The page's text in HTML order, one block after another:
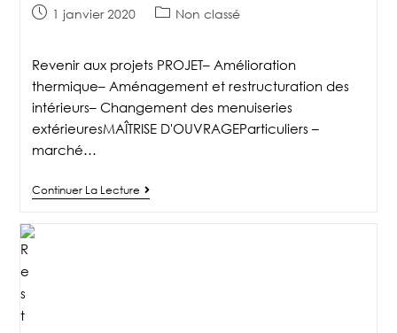
1 janvier 2020 Non classé
Revenir aux projets PROJET– Amélioration
thermique– Aménagement et restructuration des
intérieurs– Changement des menuiseries
extérieuresMAÎTRISE D'OUVRAGEParticuliers –
marché…
Continuer La Lecture